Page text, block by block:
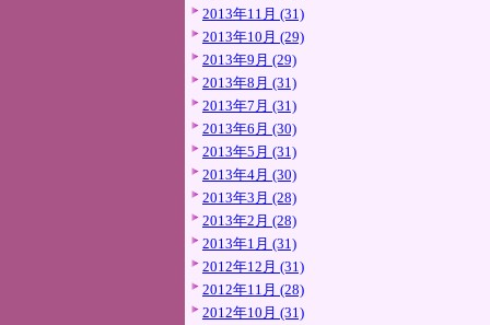
2013年11月 (31)
2013年10月 (29)
2013年9月 (29)
2013年8月 (31)
2013年7月 (31)
2013年6月 (30)
2013年5月 (31)
2013年4月 (30)
2013年3月 (28)
2013年2月 (28)
2013年1月 (31)
2012年12月 (31)
2012年11月 (28)
2012年10月 (31)